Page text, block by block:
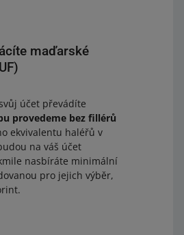
maďarské
účet převádíte
provedeme bez fillérů
ekvivalentu haléřů v
na váš účet
nasbíráte minimální
pro jejich výběr,